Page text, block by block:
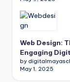
Web Design:
Engaging
by
May 1, 2025